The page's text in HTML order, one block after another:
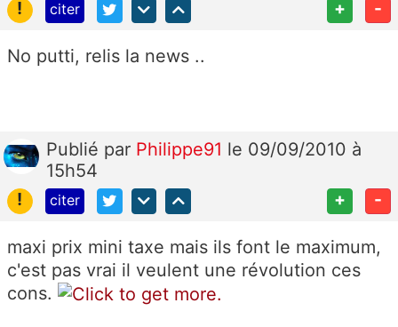
!
citer + -
No putti, relis la news ..
Publié par Philippe91 le 09/09/2010 à
15h54
!
citer + -
maxi prix mini taxe mais ils font le maximum,
c'est pas vrai il veulent une révolution ces
cons.